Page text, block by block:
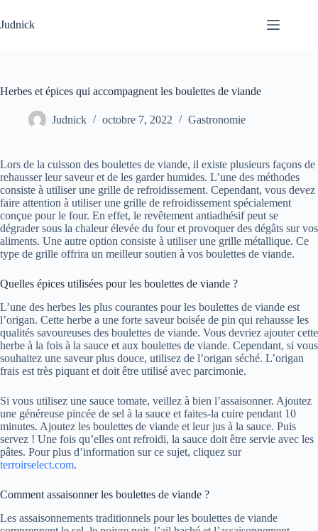
au
contenu
Judnick
Herbes et épices qui accompagnent les boulettes de viande
Judnick octobre 7, 2022 Gastronomie
Lors de la cuisson des boulettes de viande, il existe plusieurs façons de
rehausser leur saveur et de les garder humides. L’une des méthodes
consiste à utiliser une grille de refroidissement. Cependant, vous devez
faire attention à utiliser une grille de refroidissement spécialement
conçue pour le four. En effet, le revêtement antiadhésif peut se
dégrader sous la chaleur élevée du four et provoquer des dégâts sur vos
aliments. Une autre option consiste à utiliser une grille métallique. Ce
type de grille offrira un meilleur soutien à vos boulettes de viande.
Quelles épices utilisées pour les boulettes de viande ?
L’une des herbes les plus courantes pour les boulettes de viande est
l’origan. Cette herbe a une forte saveur boisée de pin qui rehausse les
qualités savoureuses des boulettes de viande. Vous devriez ajouter cette
herbe à la fois à la sauce et aux boulettes de viande. Cependant, si vous
souhaitez une saveur plus douce, utilisez de l’origan séché. L’origan
frais est très piquant et doit être utilisé avec parcimonie.
Si vous utilisez une sauce tomate, veillez à bien l’assaisonner. Ajoutez
une généreuse pincée de sel à la sauce et faites-la cuire pendant 10
minutes. Ajoutez les boulettes de viande et leur jus à la sauce. Puis
servez ! Une fois qu’elles ont refroidi, la sauce doit être servie avec les
pâtes. Pour plus d’information sur ce sujet, cliquez sur
terroirselect.com.
Comment assaisonner les boulettes de viande ?
Les assaisonnements traditionnels pour les boulettes de viande